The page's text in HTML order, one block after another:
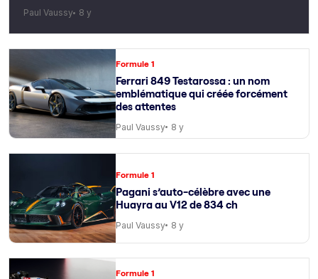
Paul Vaussy 8 y
Formule 1
Ferrari 849 Testarossa : un nom
emblématique qui créée forcément
des attentes
Paul Vaussy 8 y
Formule 1
Pagani s’auto-célèbre avec une
Huayra au V12 de 834 ch
Paul Vaussy 8 y
Formule 1